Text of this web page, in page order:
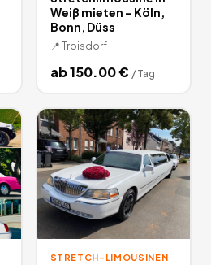
Weiß mieten – Köln,
Bonn, Düss
📍 Troisdorf
ab150.00€ / Tag
STRETCH-LIMOUSINEN